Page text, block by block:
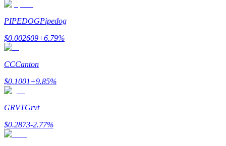
Lär dig Staking
Lär dig mer om att tjäna passiv inkomst
Bitrue
PIPEDOGPipedog
$0.002609+6.79%
CCCanton
$0.1001+9.85%
GRVTGrvt
$0.2873-2.77%